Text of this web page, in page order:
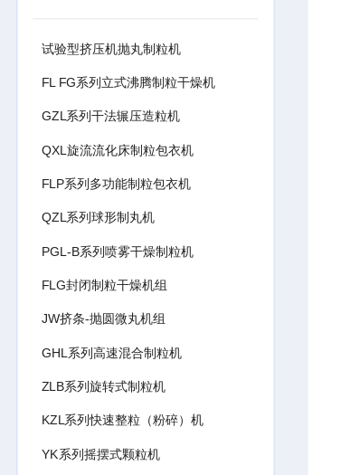
试验型挤压机抛丸制粒机
FL FG系列立式沸腾制粒干燥机
GZL系列干法辗压造粒机
QXL旋流流化床制粒包衣机
FLP系列多功能制粒包衣机
QZL系列球形制丸机
PGL-B系列喷雾干燥制粒机
FLG封闭制粒干燥机组
JW挤条-抛圆微丸机组
GHL系列高速混合制粒机
ZLB系列旋转式制粒机
KZL系列快速整粒（粉碎）机
YK系列摇摆式颗粒机